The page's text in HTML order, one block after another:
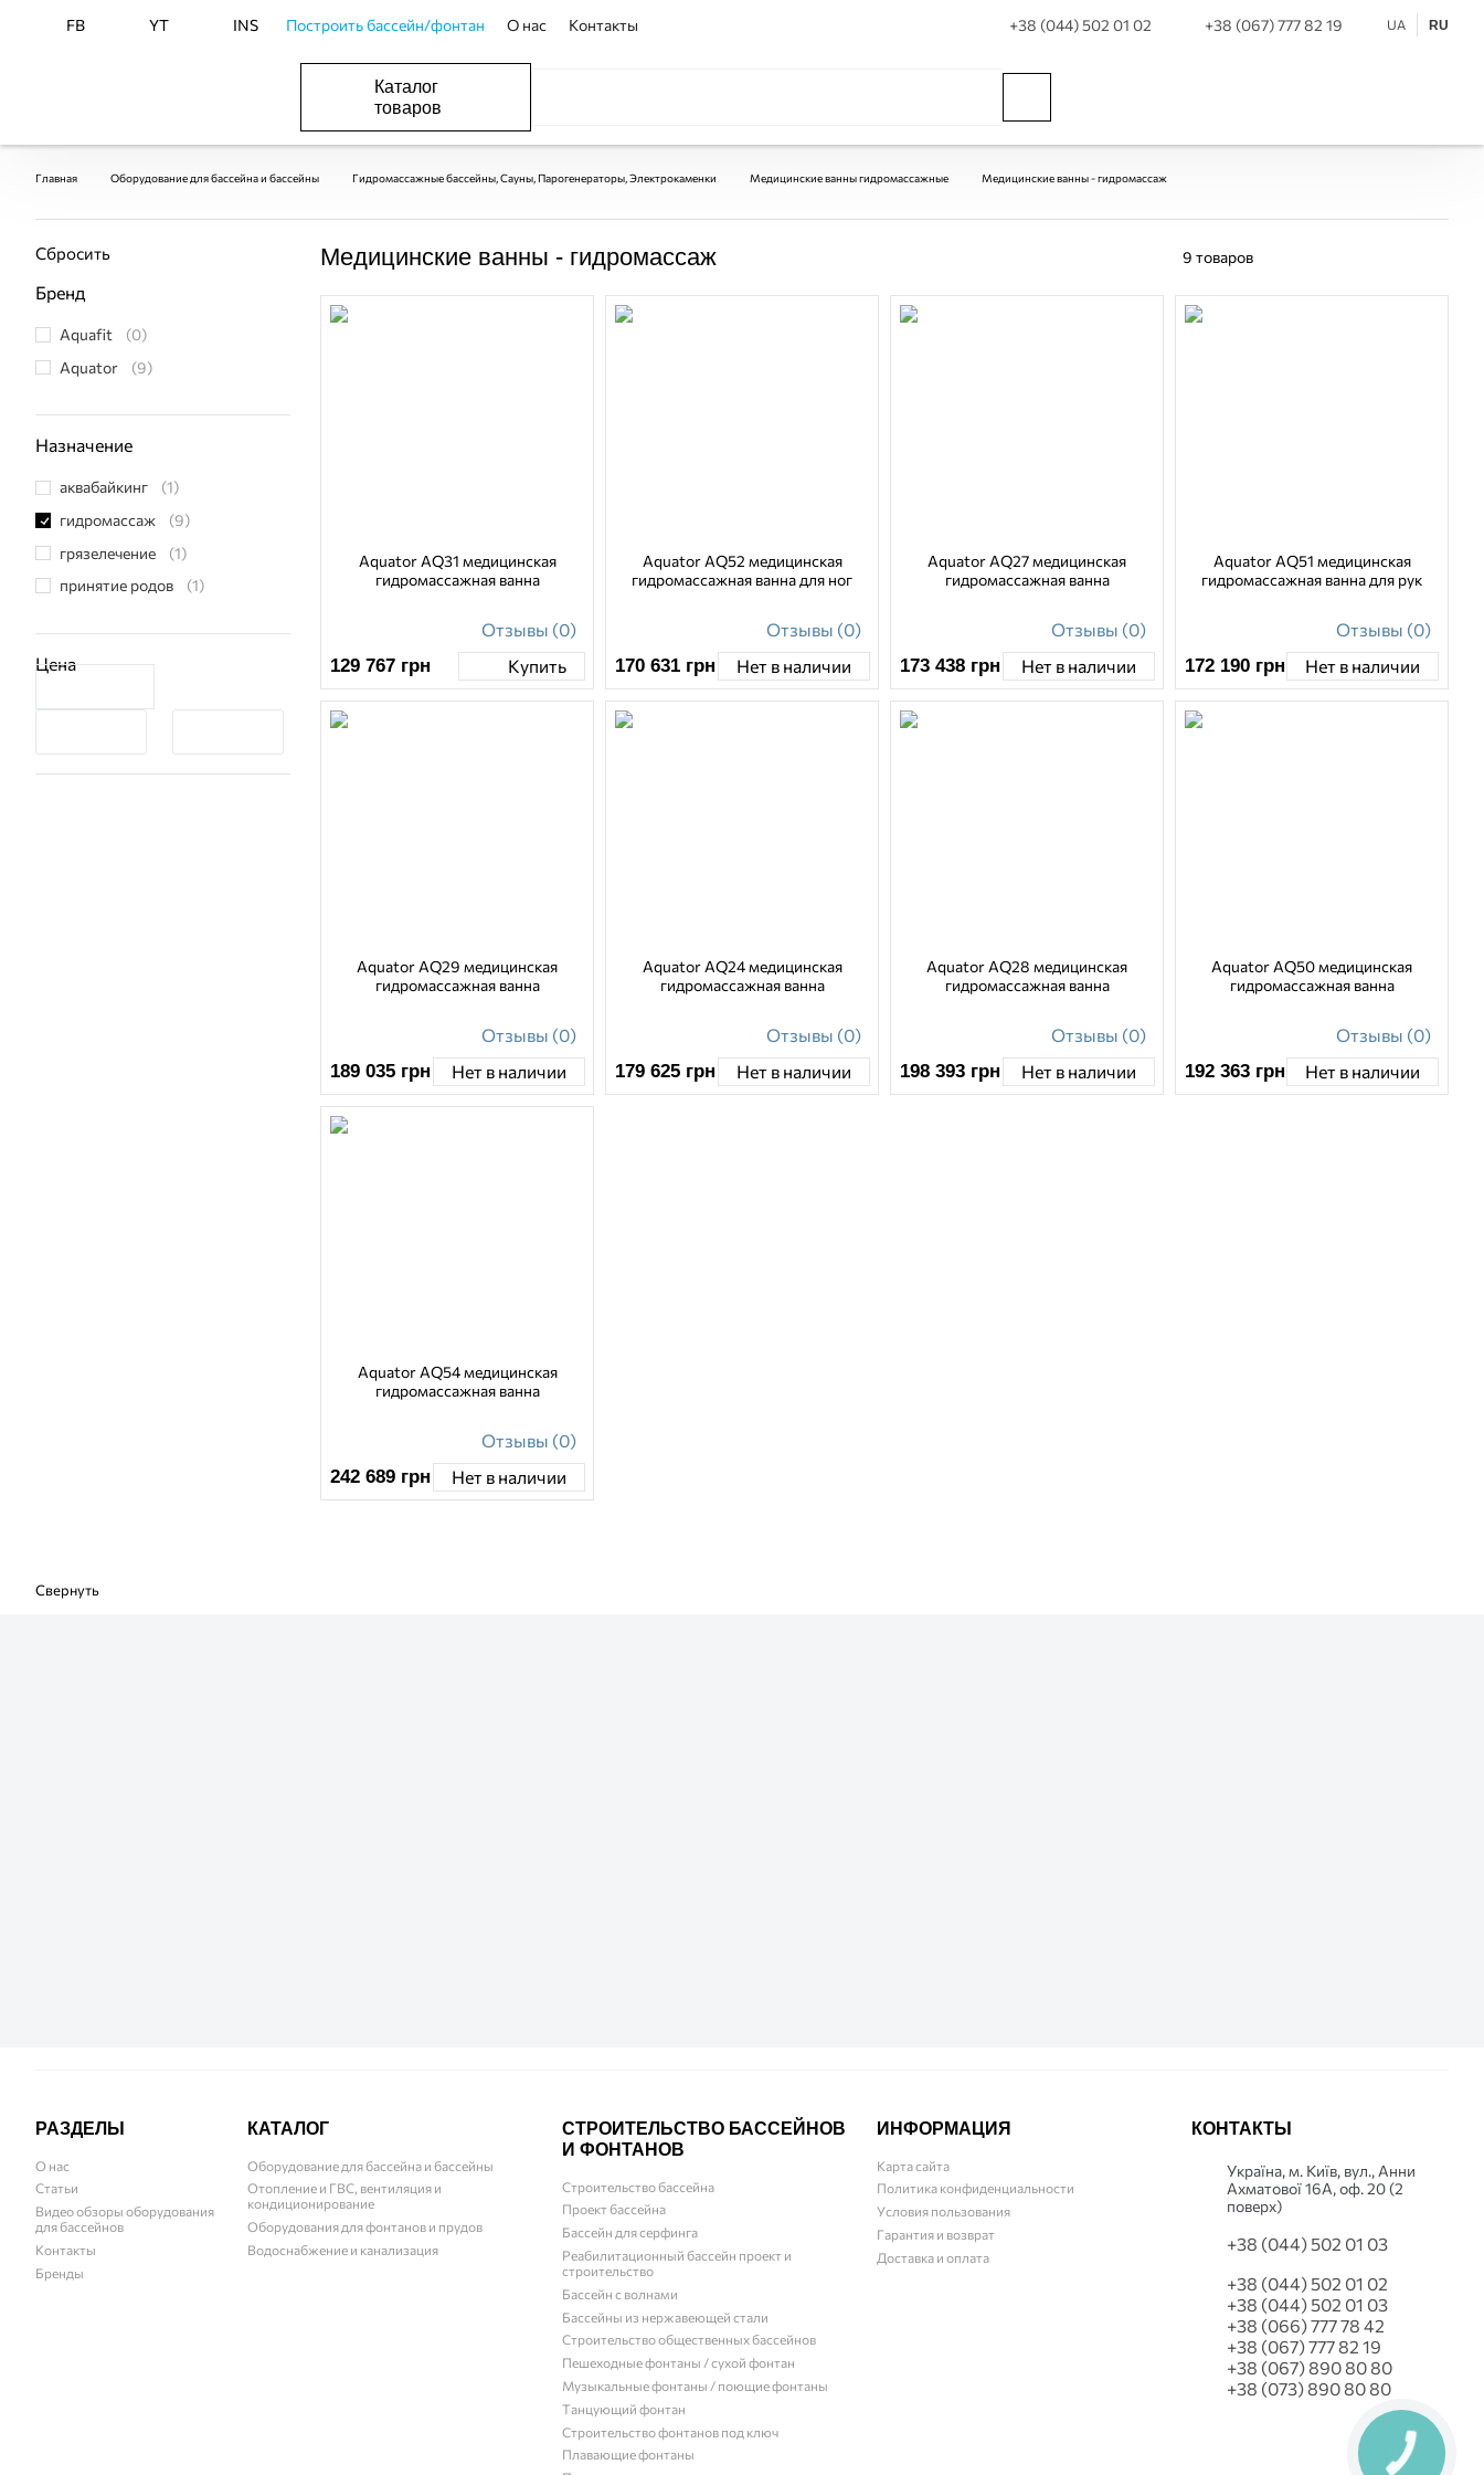
FB YT INS Построить бассейн/фонтан О нас Контакты +38 (044) 502 01 02 +38 (067) 777 82 19 UA RU
Каталог
товаров
Главная Оборудование для бассейна и бассейны Гидромассажные бассейны, Сауны, Парогенераторы, Электрокаменки Медицинские ванны гидромассажные Медицинские ванны - гидромассаж
Сбросить
Бренд
Aquafit
(0)
Aquator
(9)
Назначение
аквабайкинг
(1)
гидромассаж
(9)
грязелечение
(1)
принятие родов
(1)
Цена
Медицинские ванны - гидромассаж 9 товаров
Aquator AQ31 медицинская
гидромассажная ванна
Отзывы (0)
129 767 грн Купить
Aquator AQ52 медицинская
гидромассажная ванна для ног
Отзывы (0)
170 631 грн Нет в наличии
Aquator AQ27 медицинская
гидромассажная ванна
Отзывы (0)
173 438 грн Нет в наличии
Aquator AQ51 медицинская
гидромассажная ванна для рук
Отзывы (0)
172 190 грн Нет в наличии
Aquator AQ29 медицинская
гидромассажная ванна
Отзывы (0)
189 035 грн Нет в наличии
Aquator AQ24 медицинская
гидромассажная ванна
Отзывы (0)
179 625 грн Нет в наличии
Aquator AQ28 медицинская
гидромассажная ванна
Отзывы (0)
198 393 грн Нет в наличии
Aquator AQ50 медицинская
гидромассажная ванна
Отзывы (0)
192 363 грн Нет в наличии
Aquator AQ54 медицинская
гидромассажная ванна
Отзывы (0)
242 689 грн Нет в наличии
РАЗДЕЛЫ
О нас
Статьи
Видео обзоры оборудования
для бассейнов
Контакты
Бренды
КАТАЛОГ
Оборудование для бассейна и бассейны
Отопление и ГВС, вентиляция и
кондиционирование
Оборудования для фонтанов и прудов
Водоснабжение и канализация
СТРОИТЕЛЬСТВО БАССЕЙНОВ
И ФОНТАНОВ
Строительство бассейна
Проект бассейна
Бассейн для серфинга
Реабилитационный бассейн проект и
строительство
Бассейн с волнами
Бассейны из нержавеющей стали
Строительство общественных бассейнов
Пешеходные фонтаны / сухой фонтан
Музыкальные фонтаны / поющие фонтаны
Танцующий фонтан
Строительство фонтанов под ключ
Плавающие фонтаны
ИНФОРМАЦИЯ
Карта сайта
Политика конфиденциальности
Условия пользования
Гарантия и возврат
Доставка и оплата
КОНТАКТЫ
Українa, м. Київ, вул., Анни
Ахматової 16А, оф. 20 (2
поверх)
+38 (044) 502 01 03
+38 (044) 502 01 02
+38 (044) 502 01 03
+38 (066) 777 78 42
+38 (067) 777 82 19
+38 (067) 890 80 80
+38 (073) 890 80 80